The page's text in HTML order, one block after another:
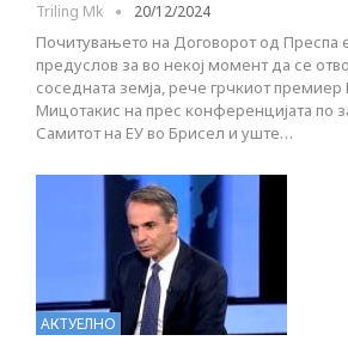
Triling Mk 20/12/2024
Почитувањето на Договорот од Преспа
предуслов за во некој момент да се
соседната земја, рече грчкиот премиер
Мицотакис на прес конференцијата по
Самитот на ЕУ во Брисел и уште…
АКТУЕЛНО